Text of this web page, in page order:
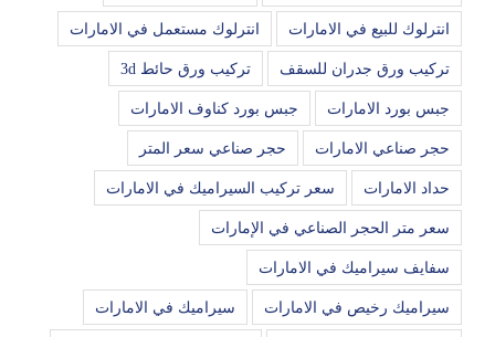
انترلوك للبيع في الامارات انترلوك مستعمل في الامارات
تركيب ورق جدران للسقف تركيب ورق حائط 3d
جبس بورد الامارات جبس بورد كناوف الامارات
حجر صناعي الامارات حجر صناعي سعر المتر
حداد الامارات سعر تركيب السيراميك في الامارات
سعر متر الحجر الصناعي في الإمارات
سفايف سيراميك في الامارات
سيراميك رخيص في الامارات سيراميك في الامارات